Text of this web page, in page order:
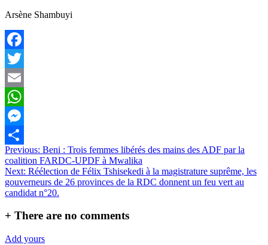
Arsène Shambuyi
Facebook
Twitter
Email
WhatsApp
Messenger
Partager
Navigation
de
l’article
Previous: Beni : Trois femmes libérés des mains des ADF par la
coalition FARDC-UPDF à Mwalika
Next: Réélection de Félix Tshisekedi à la magistrature suprême, les
gouverneurs de 26 provinces de la RDC donnent un feu vert au
candidat n°20.
+ There are no comments
Add yours